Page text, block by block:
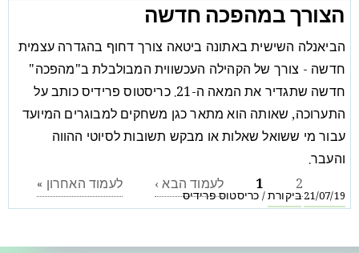
הצורך במהפכה חדשה
הביאנלה השישית באתונה ביטאה צורך דחוף בהגדרה עצמית
חדשה - צורך של הקהילה העכשווית המבולבלת ב"מהפכה"
חדשה שתגדיר את המאה ה-21. כריסטוס פרידיס כותב על
התערוכה, שאותה הוא מתאר כגן משחקים למבוגרים המיועד
עבור מי ששואל שאלות או מבקש תשובות לסיוטי ההווה
והעבר.
21/07/19ביקורת/כריסטוס פרידיס
1 2 לעמוד הבא › לעמוד האחרון »